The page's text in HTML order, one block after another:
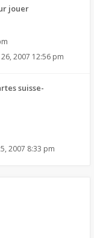
jouer
2007 12:56 pm
suisse-
2007 8:33 pm